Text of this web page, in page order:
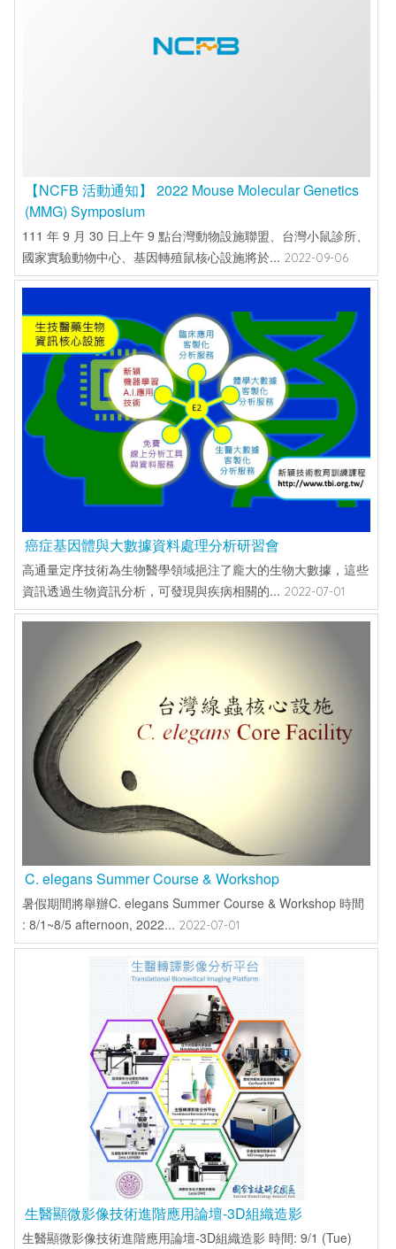
【NCFB 活動通知】 2022 Mouse Molecular Genetics
(MMG) Symposium
111 年 9 月 30 日上午 9 點台灣動物設施聯盟、台灣小鼠診所、
國家實驗動物中心、基因轉殖鼠核心設施將於... 2022-09-06
癌症基因體與大數據資料處理分析研習會
高通量定序技術為生物醫學領域挹注了龐大的生物大數據，這些
資訊透過生物資訊分析，可發現與疾病相關的... 2022-07-01
C. elegans Summer Course & Workshop
暑假期間將舉辦C. elegans Summer Course & Workshop 時間
: 8/1~8/5 afternoon, 2022... 2022-07-01
生醫顯微影像技術進階應用論壇-3D組織造影
生醫顯微影像技術進階應用論壇-3D組織造影 時間: 9/1 (Tue)